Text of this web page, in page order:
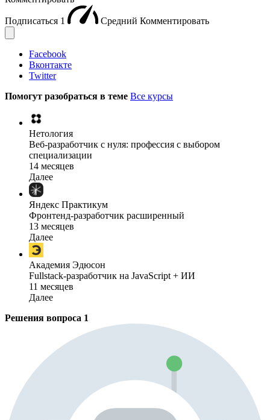
Подписаться 1 Средний Комментировать
Facebook
Вконтакте
Twitter
Помогут разобраться в теме Все курсы
Нетология
Веб-разработчик с нуля: профессия с выбором
специализации
14 месяцев
Далее
Яндекс Практикум
Фронтенд-разработчик расширенный
13 месяцев
Далее
Академия Эдюсон
Fullstack-разработчик на JavaScript + ИИ
11 месяцев
Далее
Решения вопроса 1